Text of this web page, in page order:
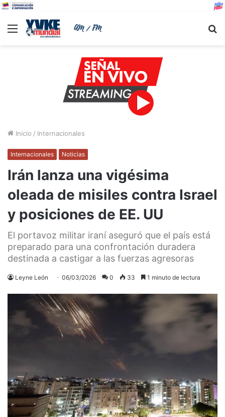
Menu
Inicio / Internacionales
Internacionales Noticias
Irán lanza una vigésima
oleada de misiles contra Israel
y posiciones de EE. UU
El portavoz militar iraní aseguró que el país está
preparado para una confrontación duradera
destinada a castigar a las fuerzas agresoras
Leyne León 06/03/2026 0 33 1 minuto de lectura